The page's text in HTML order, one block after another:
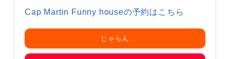
Cap Martin Funny houseの予約はこちら
じゃらん